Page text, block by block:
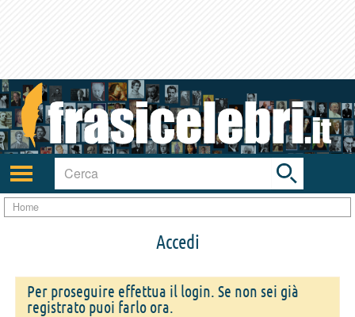
Attiva/disattiva
navigazione
Toggle
search
bar
Home
Accedi
Per proseguire effettua il login. Se non sei già
registrato puoi farlo ora.